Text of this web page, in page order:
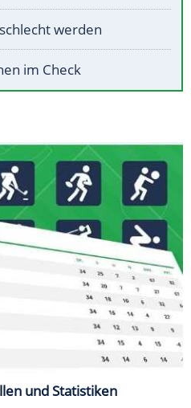
werden
im Check
und Statistiken